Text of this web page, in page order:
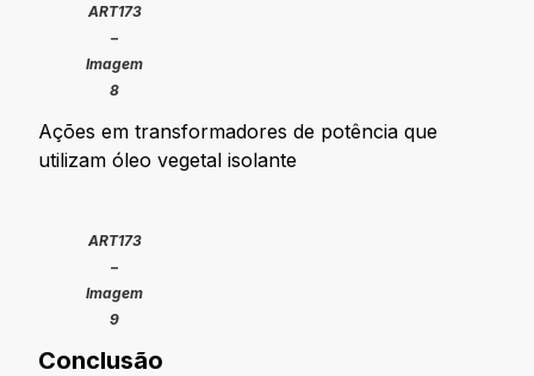
ART173
–
Imagem
8
Ações em transformadores de potência que
utilizam óleo vegetal isolante
ART173
–
Imagem
9
Conclusão